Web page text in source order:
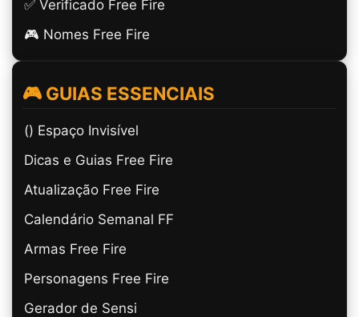
✅ Verificado Free Fire
🎮 Nomes Free Fire
🎮 GUIAS ESSENCIAIS
(ㅤ) Espaço Invisível
Dicas e Guias Free Fire
Atualização Free Fire
Calendário Semanal FF
Armas Free Fire
Personagens Free Fire
Gerador de Sensi